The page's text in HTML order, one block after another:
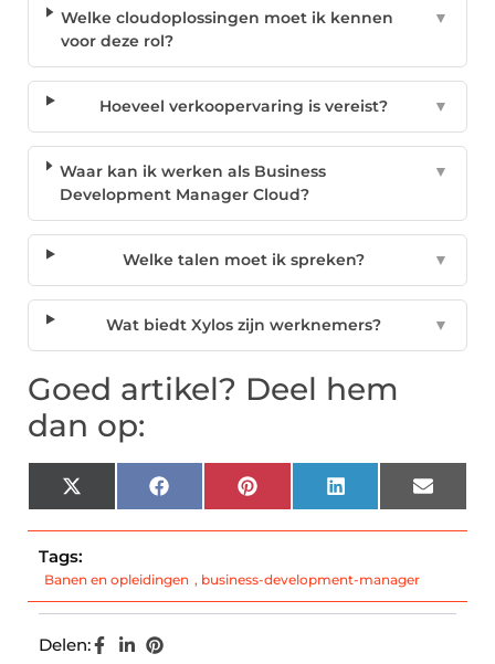
Welke cloudoplossingen moet ik kennen
voor deze rol?
▼
Hoeveel verkoopervaring is vereist? ▼
Waar kan ik werken als Business
Development Manager Cloud?
▼
Welke talen moet ik spreken? ▼
Wat biedt Xylos zijn werknemers? ▼
Goed artikel? Deel hem
dan op:
X
(Twitter)
Facebook Pinterest LinkedIn Email
Tags:
Banen en opleidingen , business-development-manager
Delen: